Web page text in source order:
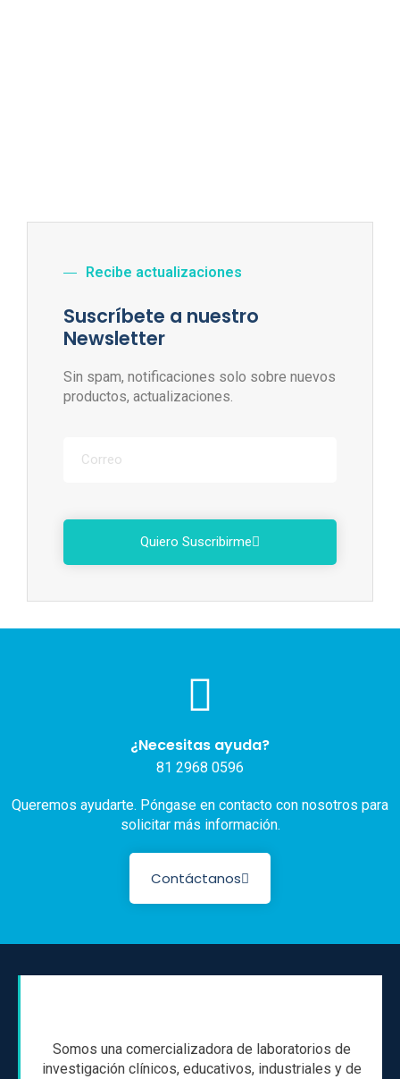
Recibe actualizaciones
Suscríbete a nuestro
Newsletter
Sin spam, notificaciones solo sobre nuevos
productos, actualizaciones.
Quiero Suscribirme
¿Necesitas ayuda?
81 2968 0596
Queremos ayudarte. Póngase en contacto con nosotros para
solicitar más información.
Contáctanos
Somos una comercializadora de laboratorios de
investigación clínicos, educativos, industriales y de